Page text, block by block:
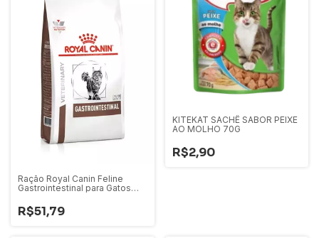
Ração Royal Canin Feline
Gastrointestinal para Gatos
R$51,79
KITEKAT SACHÊ SABOR PEIXE
AO MOLHO 70G
R$2,90